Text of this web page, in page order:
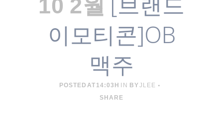
10 2월
이모티콘]OB
맥주
POSTED AT 14:03H IN BYJLEE
SHARE